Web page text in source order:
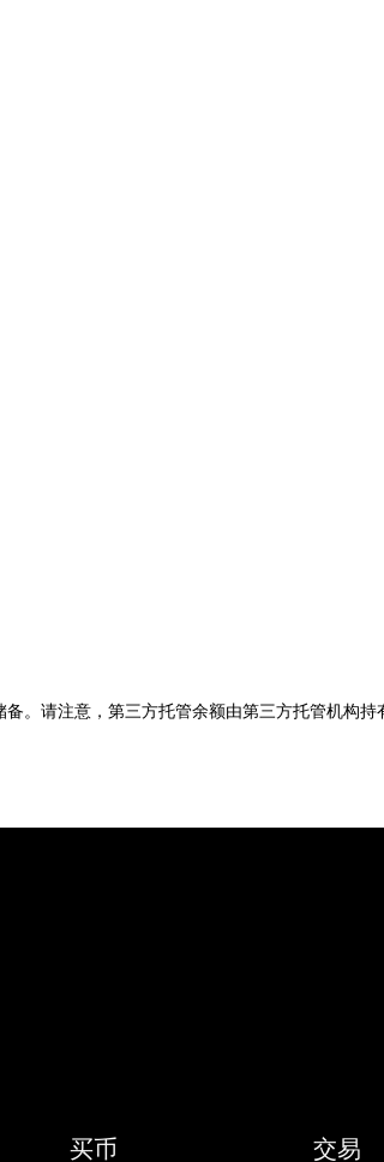
。请注意，第三方托管余额由第三方托管机构
买币 交易